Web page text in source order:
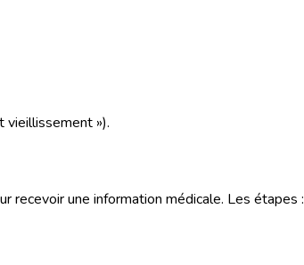
vieillissement »).
recevoir une information médicale. Les étapes :